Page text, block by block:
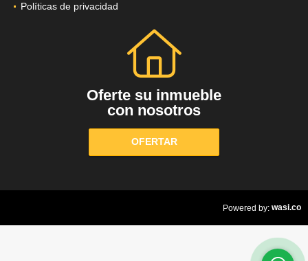
Políticas de privacidad
Oferte su inmueble
con nosotros
OFERTAR
Powered by: wasi.co